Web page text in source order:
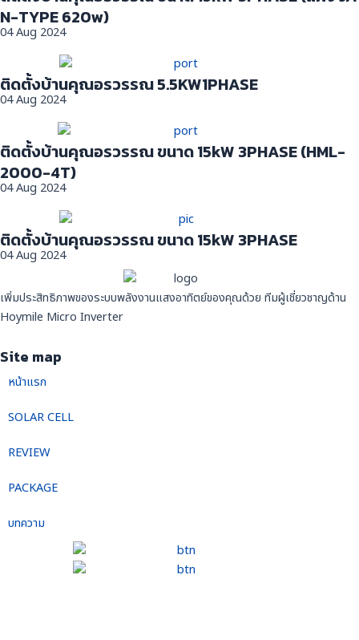
N-TYPE 620w)
04 Aug 2024
ติดตั้งบ้านคุณอรวรรณ 5.5KW1PHASE
04 Aug 2024
ติดตั้งบ้านคุณอรวรรณ ขนาด 15kW 3PHASE (HML-
2000-4T)
04 Aug 2024
ติดตั้งบ้านคุณอรวรรณ ขนาด 15kW 3PHASE
04 Aug 2024
เพิ่มประสิทธิภาพของระบบพลังงานแสงอาทิตย์ของคุณด้วย ทีมผู้เชี่ยวชาญด้าน
Hoymile Micro Inverter
Site map
หน้าแรก
SOLAR CELL
REVIEW
PACKAGE
บทความ